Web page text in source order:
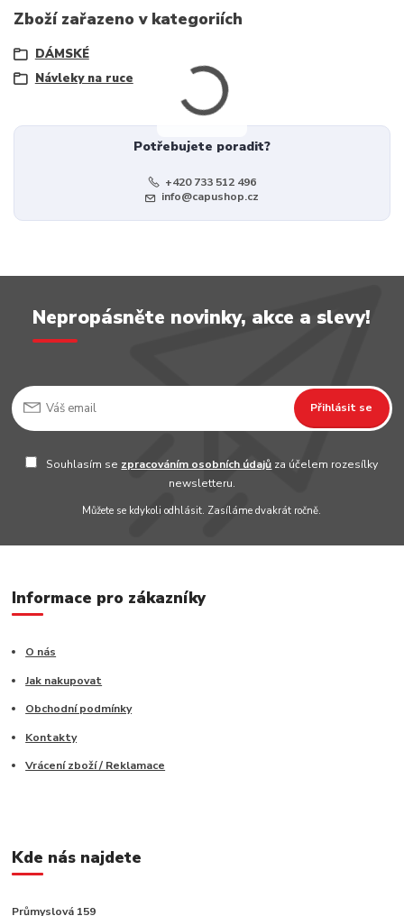
Zboží zařazeno v kategoriích
DÁMSKÉ
Návleky na ruce
Potřebujete poradit?
+420 733 512 496
info@capushop.cz
Nepropásněte novinky, akce a slevy!
Přihlásit se
Souhlasím se zpracováním osobních údajů za účelem rozesílky
newsletteru.
Můžete se kdykoli odhlásit. Zasíláme dvakrát ročně.
Informace pro zákazníky
O nás
Jak nakupovat
Obchodní podmínky
Kontakty
Vrácení zboží / Reklamace
Kde nás najdete
Průmyslová 159